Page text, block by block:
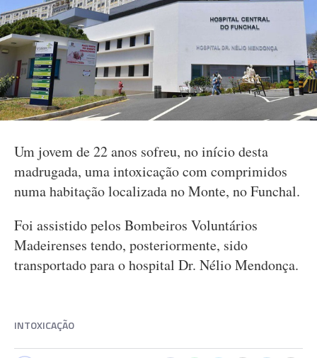
Um jovem de 22 anos sofreu, no início desta
madrugada, uma intoxicação com comprimidos
numa habitação localizada no Monte, no Funchal.
Foi assistido pelos Bombeiros Voluntários
Madeirenses tendo, posteriormente, sido
transportado para o hospital Dr. Nélio Mendonça.
INTOXICAÇÃO